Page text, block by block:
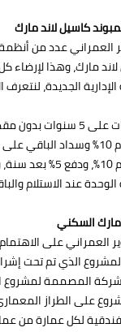
كاسيل لاند مارك
العمراني عدد من
مارك، وهذا لإرضاء
الجديدة،
مقدم.
النظام الثالث: يتم دفع
السكني
على
المصممة لمشروع
على الطراز
لكل عمارة من